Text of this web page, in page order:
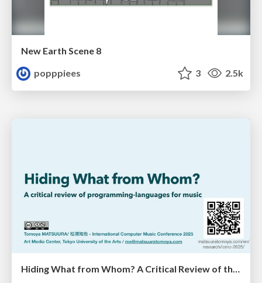
New Earth Scene 8
popppiees
3 2.5k
Hiding What from Whom? A Critical Review of the History of Programming languages for Music